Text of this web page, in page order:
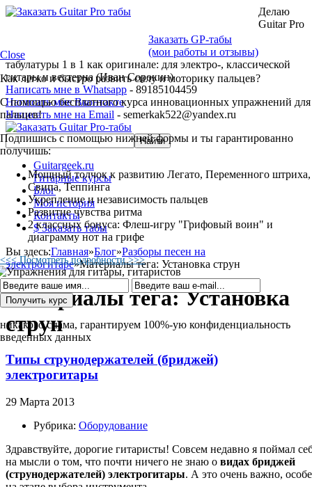
Заказать GP-табы
(мои работы и отзывы)
Делаю
Guitar Pro
табулатуры 1 в 1 как оригинале: для электро-, классической
гитары и вестерна (Иван Сорокин)
Написать мне в Whatsapp - 89185104459
Написать мне Вконтакте
Написать мне на Email - semerkak522@yandex.ru
Guitargeek.ru
Гитарные курсы
Блог
Моя история
Контакты
$ Заказать табы
Вы здесь:Главная»Блог»Разборы песен на
электрогитаре»Материалы тега: Установка струн
Материалы тега: Установка
струн
Типы струнодержателей (бриджей)
электрогитары
29 Марта 2013
Рубрика: Оборудование
Здравствуйте, дорогие гитаристы! Совсем недавно я поймал
на мысли о том, что почти ничего не знаю о видах бриджей
(струнодержателей) электрогитары. А это очень важно,
Close
Как легко и быстро развить силу и моторику пальцев?
С помощью бесплатного курса инновационных упражнений для
пальцев!
Подпишись с помощью нижней формы и ты гарантированно
получишь:
Мощный толчок к развитию Легато, Переменного штриха,
Свипа, Теппинга
Укрепление и независимость пальцев
Развитие чувства ритма
2 классных бонуса: Флеш-игру "Грифовый воин" и
диаграмму нот на грифе
<<< Посмотреть подробности >>>
никакого спама, гарантируем 100%-ую конфиденциальность
введенных данных